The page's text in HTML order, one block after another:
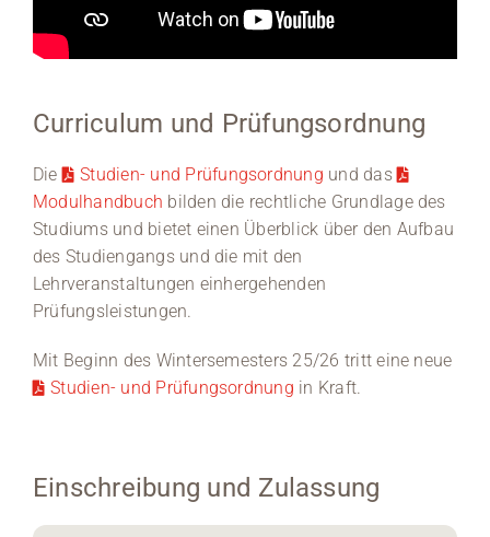
Curriculum und Prüfungsordnung
Die Studien- und Prüfungsordnung und das
Modulhandbuch bilden die rechtliche Grundlage des
Studiums und bietet einen Überblick über den Aufbau
des Studiengangs und die mit den
Lehrveranstaltungen einhergehenden
Prüfungsleistungen.
Mit Beginn des Wintersemesters 25/26 tritt eine neue
Studien- und Prüfungsordnung in Kraft.
Einschreibung und Zulassung